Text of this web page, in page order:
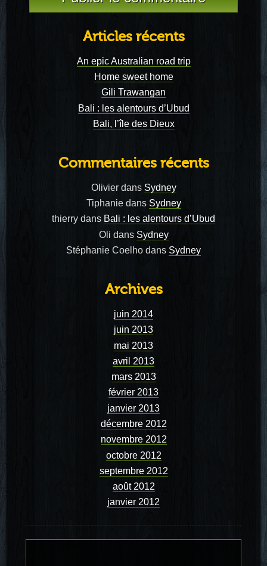
Articles récents
An epic Australian road trip
Home sweet home
Gili Trawangan
Bali : les alentours d’Ubud
Bali, l’île des Dieux
Commentaires récents
Olivierdans Sydney
Tiphaniedans Sydney
thierry dans Bali : les alentours d’Ubud
Oli dans Sydney
Stéphanie Coelho dans Sydney
Archives
juin 2014
juin 2013
mai 2013
avril 2013
mars 2013
février 2013
janvier 2013
décembre 2012
novembre 2012
octobre 2012
septembre 2012
août 2012
janvier 2012